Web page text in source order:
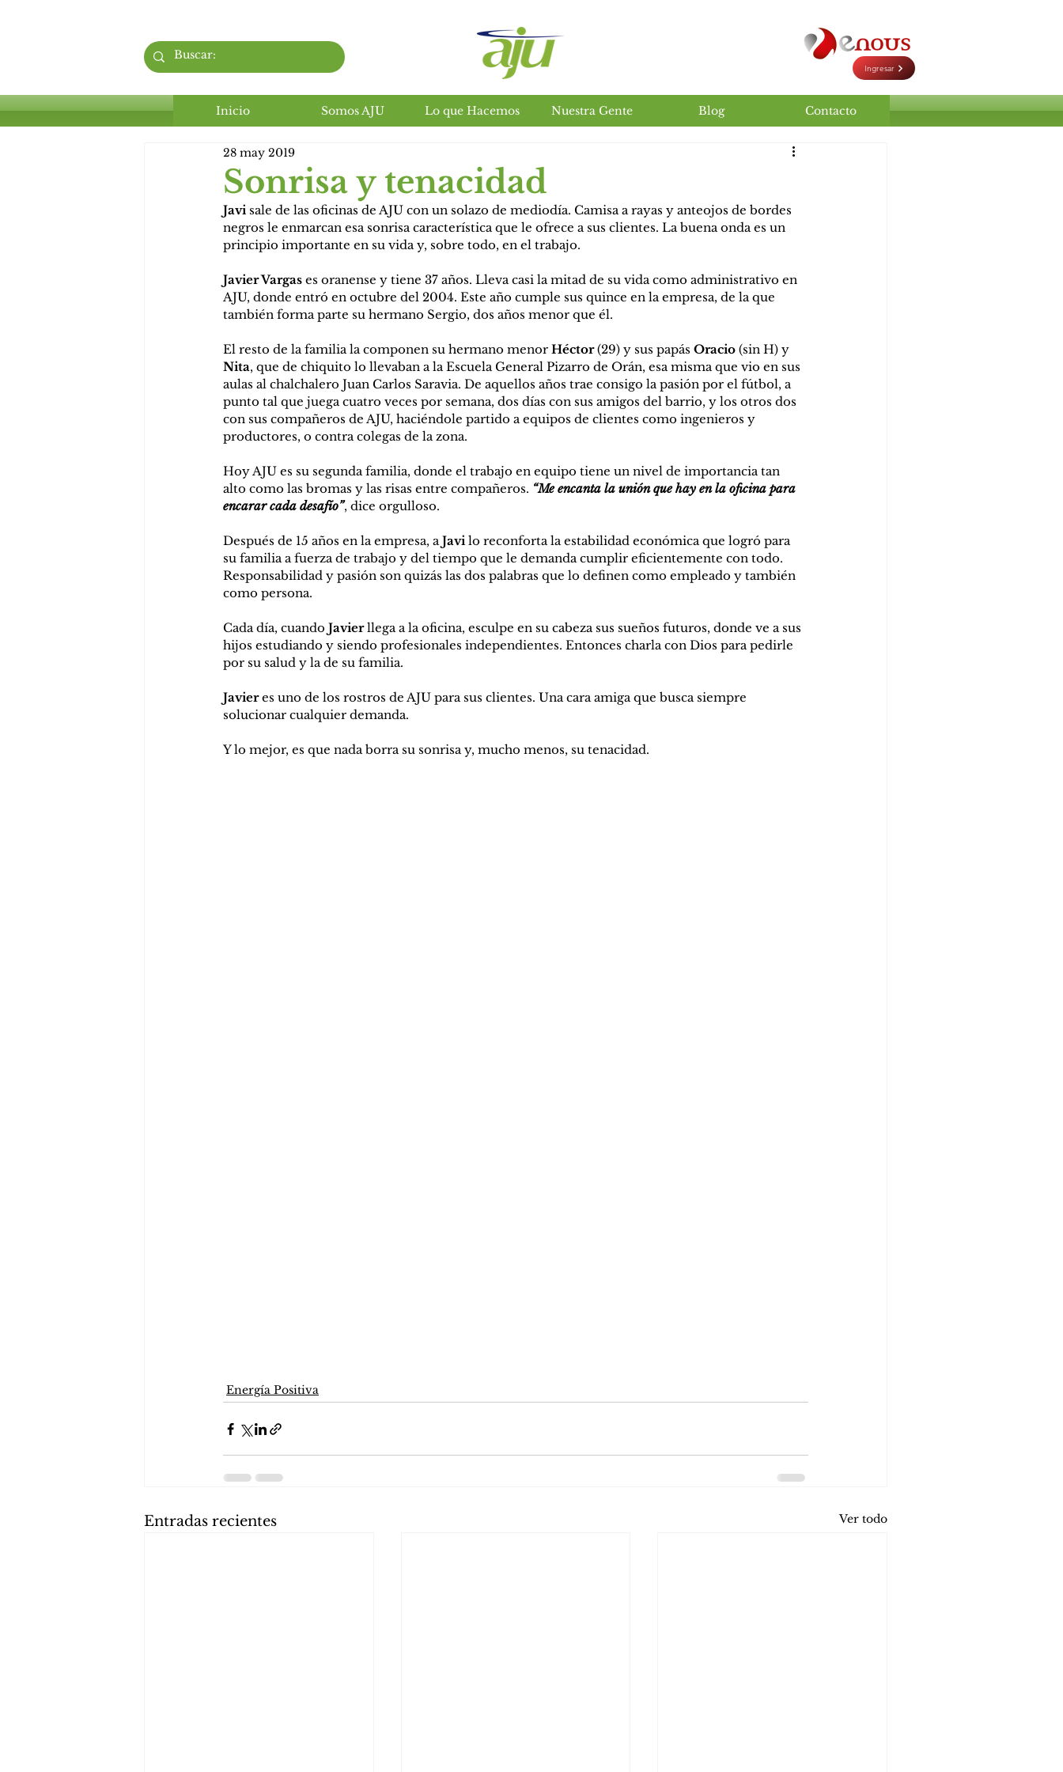
Ingresar
Inicio Somos AJU Lo que Hacemos Nuestra Gente Blog Contacto
Sonrisa y tenacidad
28 may 2019
Javi sale de las oficinas de AJU con un solazo de mediodía. Camisa a rayas y anteojos de bordes
negros le enmarcan esa sonrisa característica que le ofrece a sus clientes. La buena onda es un
principio importante en su vida y, sobre todo, en el trabajo.
Javier Vargas es oranense y tiene 37 años. Lleva casi la mitad de su vida como administrativo en
AJU, donde entró en octubre del 2004. Este año cumple sus quince en la empresa, de la que
también forma parte su hermano Sergio, dos años menor que él.
El resto de la familia la componen su hermano menor Héctor (29) y sus papás Oracio (sin H) y
Nita, que de chiquito lo llevaban a la Escuela General Pizarro de Orán, esa misma que vio en sus
aulas al chalchalero Juan Carlos Saravia. De aquellos años trae consigo la pasión por el fútbol, a
punto tal que juega cuatro veces por semana, dos días con sus amigos del barrio, y los otros dos
con sus compañeros de AJU, haciéndole partido a equipos de clientes como ingenieros y
productores, o contra colegas de la zona.
Hoy AJU es su segunda familia, donde el trabajo en equipo tiene un nivel de importancia tan
alto como las bromas y las risas entre compañeros. “Me encanta la unión que hay en la oficina para
encarar cada desafío”, dice orgulloso.
Después de 15 años en la empresa, a Javi lo reconforta la estabilidad económica que logró para
su familia a fuerza de trabajo y del tiempo que le demanda cumplir eficientemente con todo.
Responsabilidad y pasión son quizás las dos palabras que lo definen como empleado y también
como persona.
Cada día, cuando Javier llega a la oficina, esculpe en su cabeza sus sueños futuros, donde ve a sus
hijos estudiando y siendo profesionales independientes. Entonces charla con Dios para pedirle
por su salud y la de su familia.
Javier es uno de los rostros de AJU para sus clientes. Una cara amiga que busca siempre
solucionar cualquier demanda.
Y lo mejor, es que nada borra su sonrisa y, mucho menos, su tenacidad.
Energía Positiva
Entradas recientes Ver todo